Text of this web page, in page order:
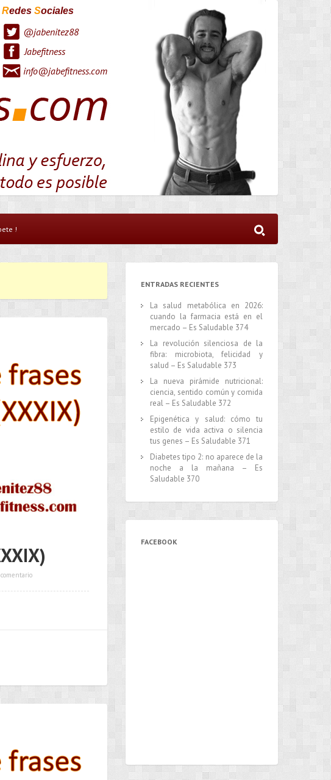
Redes Sociales
@jabenitez88
Jabefitness
info@jabefitness.com
!
ENTRADAS RECIENTES
La salud metabólica en 2026:
cuando la farmacia está en el
mercado – Es Saludable 374
La revolución silenciosa de la
fibra: microbiota, felicidad y
salud – Es Saludable 373
La nueva pirámide nutricional:
ciencia, sentido común y comida
real – Es Saludable 372
Epigenética y salud: cómo tu
estilo de vida activa o silencia
tus genes – Es Saludable 371
Diabetes tipo 2: no aparece de la
noche a la mañana – Es
Saludable 370
FACEBOOK